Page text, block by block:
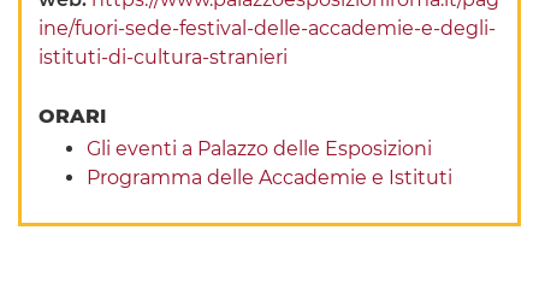
ine/fuori-sede-festival-delle-accademie-e-degli-
istituti-di-cultura-stranieri
ORARI
Gli eventi a Palazzo delle Esposizioni
Programma delle Accademie e Istituti